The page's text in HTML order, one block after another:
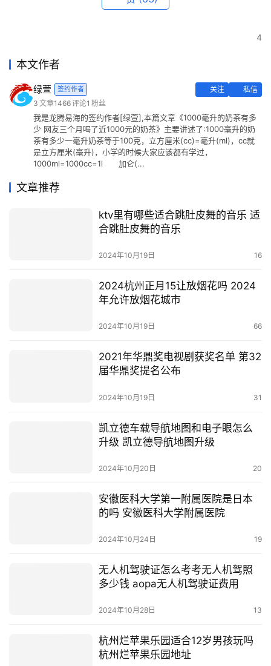
4
本文作者
绿萱 签约作者 关注
私信
3 文章1466评论1 粉丝
我是龙腾易海的签约作者[绿萱],本篇文章《1000毫升的奶茶有多
少 网友三个月喝了近1000元的奶茶》主要讲述了:1000毫升的奶
茶有多少一毫升奶茶等于100克，立方厘米(cc)=毫升(ml)，cc就
是立方厘米(毫升)，小学的时候大家应该都有学过，
1000ml=1000cc=1l 加仑(...
文章推荐
ktv里有哪些适合跳肚皮舞的音乐 适
合跳肚皮舞的音乐
2024年10月19日 16
2024杭州正月15让放烟花吗 2024
年允许放烟花城市
2024年10月19日 66
2021年华鼎奖电视剧获奖名单 第32
届华鼎奖提名公布
2024年10月19日 31
凯立德车载导航地图和电子眼怎么
升级 凯立德导航地图升级
2024年10月20日 20
安徽医科大学第一附属医院是日本
的吗 安徽医科大学附属医院
2024年10月24日 19
无人机驾驶证怎么考考无人机驾照
多少钱 aopa无人机驾驶证费用
2024年10月28日 13
杭州烂苹果乐园适合12岁男孩玩吗
杭州烂苹果乐园地址